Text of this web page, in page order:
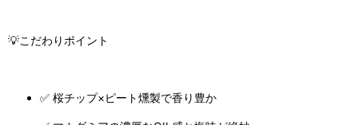
💡こだわりポイント
✅ 桜チップ×ピート燻製で香り豊か